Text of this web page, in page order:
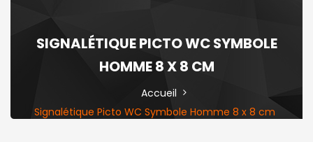
SIGNALÉTIQUE PICTO WC SYMBOLE
HOMME 8 X 8 CM
Accueil
Signalétique Picto WC Symbole Homme 8 x 8 cm